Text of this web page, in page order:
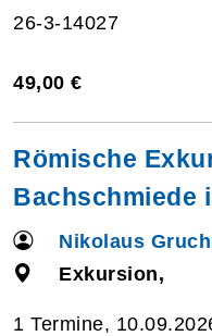
26-3-14027
49,00 €
Römische
Bachschmiede
Nikolaus
Exkursion,
1 Termine,